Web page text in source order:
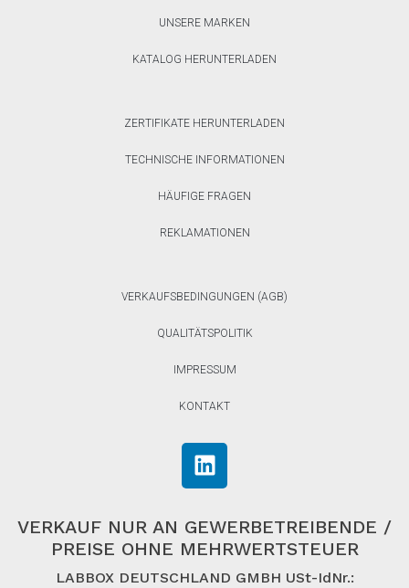
UNSERE MARKEN
KATALOG HERUNTERLADEN
ZERTIFIKATE HERUNTERLADEN
TECHNISCHE INFORMATIONEN
HÄUFIGE FRAGEN
REKLAMATIONEN
VERKAUFSBEDINGUNGEN (AGB)
QUALITÄTSPOLITIK
IMPRESSUM
KONTAKT
VERKAUF NUR AN GEWERBETREIBENDE /
PREISE OHNE MEHRWERTSTEUER
LABBOX DEUTSCHLAND GMBH USt-IdNr.: